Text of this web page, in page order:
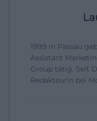
1999 in Passau
Assistant
Group tätig. Seit
Redakteurin bei